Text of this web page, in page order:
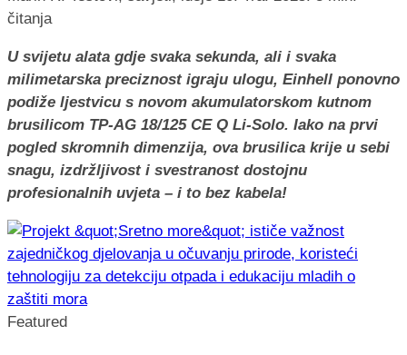
čitanja
U svijetu alata gdje svaka sekunda, ali i svaka
milimetarska preciznost igraju ulogu, Einhell ponovno
podiže ljestvicu s novom akumulatorskom kutnom
brusilicom TP-AG 18/125 CE Q Li-Solo. Iako na prvi
pogled skromnih dimenzija, ova brusilica krije u sebi
snagu, izdržljivost i svestranost dostojnu
profesionalnih uvjeta – i to bez kabela!
Featured